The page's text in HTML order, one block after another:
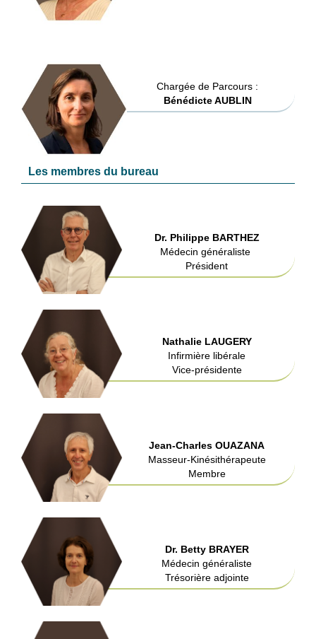
Chargée de Parcours :
Bénédicte AUBLIN
Les membres du bureau
Dr. Philippe BARTHEZ
Médecin généraliste
Président
Nathalie LAUGERY
Infirmière libérale
Vice-présidente
Jean-Charles OUAZANA
Masseur-Kinésithérapeute
Membre
Dr. Betty BRAYER
Médecin généraliste
Trésorière adjointe